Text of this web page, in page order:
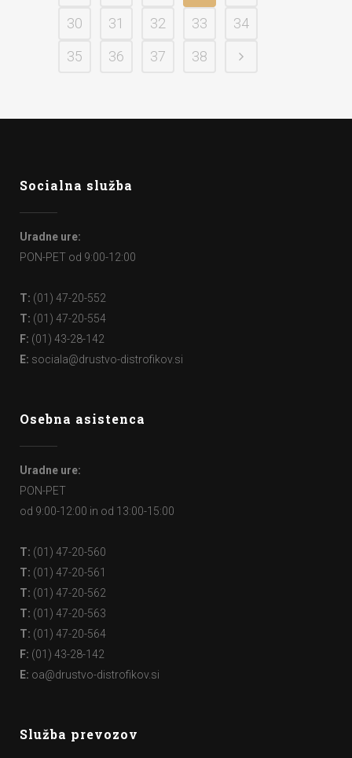
30
31 32 33
34
35
36 37 38
Socialna služba
Uradne ure:
PON-PET od 9:00-12:00
T: (01) 47-20-552
T: (01) 47-20-554
F: (01) 43-28-142
E: sociala@drustvo-distrofikov.si
Osebna asistenca
Uradne ure:
PON-PET
od 9:00-12:00 in od 13:00-15:00
T: (01) 47-20-560
T: (01) 47-20-561
T: (01) 47-20-562
T: (01) 47-20-563
T: (01) 47-20-564
F: (01) 43-28-142
E: oa@drustvo-distrofikov.si
Služba prevozov